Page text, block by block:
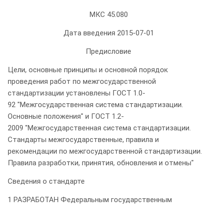
МКС 45.080
Дата введения 2015-07-01
Предисловие
Цели, основные принципы и основной порядок
проведения работ по межгосударственной
стандартизации установлены ГОСТ 1.0-
92 "Межгосударственная система стандартизации.
Основные положения" и ГОСТ 1.2-
2009 "Межгосударственная система стандартизации.
Стандарты межгосударственные, правила и
рекомендации по межгосударственной стандартизации.
Правила разработки, принятия, обновления и отмены"
Сведения о стандарте
1 РАЗРАБОТАН Федеральным государственным